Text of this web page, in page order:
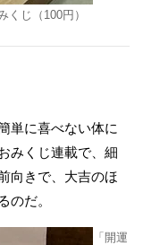
くじ（100円）
単に喜べない体に
みくじ連載で、細
向きで、大吉のほ
のだ。
「開運